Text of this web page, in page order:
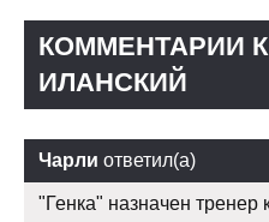
КОММЕНТАРИИ
ИЛАНСКИЙ
Чарли ответил(а)
"Генка" назначен тренер